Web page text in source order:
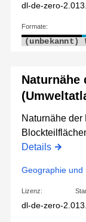
dl-de-zero-2.0
Formate:
(unbekannt)
Naturnähe
Naturnähe der
Details
Geographie und
Lizenz:
dl-de-zero-2.0